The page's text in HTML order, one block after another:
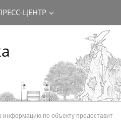
ЦЕНТР
по объекту предоставит